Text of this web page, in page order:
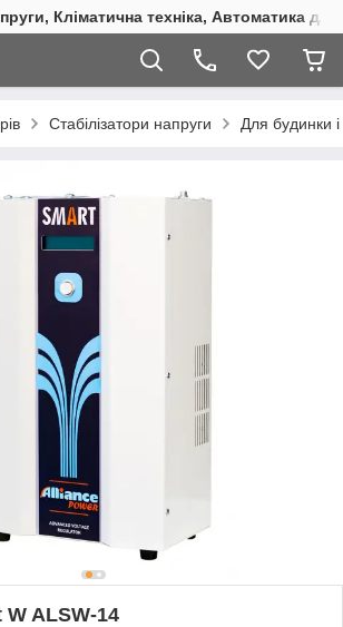
Кліматична техніка, Автоматика
Стабілізатори напруги Для будинки
ALSW-14